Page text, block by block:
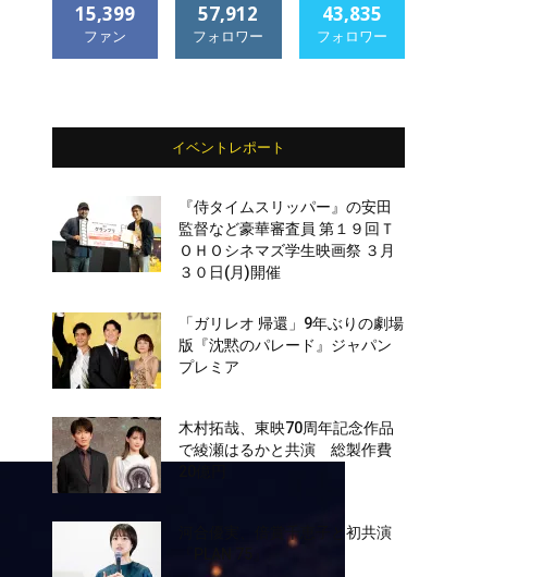
15,399
ファン
57,912
フォロワー
43,835
フォロワー
イベントレポート
『侍タイムスリッパー』の安田
監督など豪華審査員 第１９回Ｔ
ＯＨＯシネマズ学生映画祭 ３月
３０日(月)開催
「ガリレオ 帰還」9年ぶりの劇場
版『沈黙のパレード』ジャパン
プレミア
木村拓哉、東映70周年記念作品
で綾瀬はるかと共演 総製作費
河合優実、倍賞千恵子と初共演